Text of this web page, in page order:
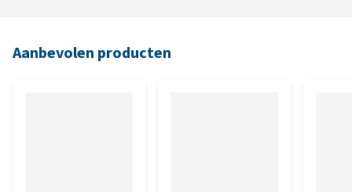
Aanbevolen producten